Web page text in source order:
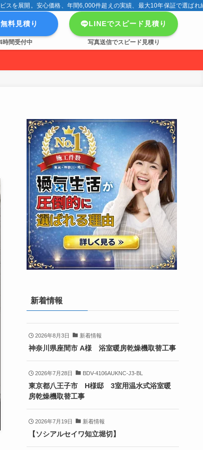
を展開。安心価格、年間6,000件超えの実績、最大10年保証で選ばれ
見積り
時間受付中
LINEでスピード見積り
写真送信でスピード見積り
新着情報
2026年8月3日 新着情報
神奈川県座間市 A様 浴室暖房乾燥機取替工事
2026年7月28日 BDV-4106AUKNC-J3-BL
東京都八王子市 H様邸 3室用温水式浴室暖
房乾燥機取替工事
2026年7月19日 新着情報
【ソシアルセイワ知立堀切】